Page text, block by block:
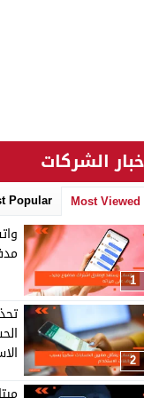
الشركات
Most Viewed
Popular
1
2